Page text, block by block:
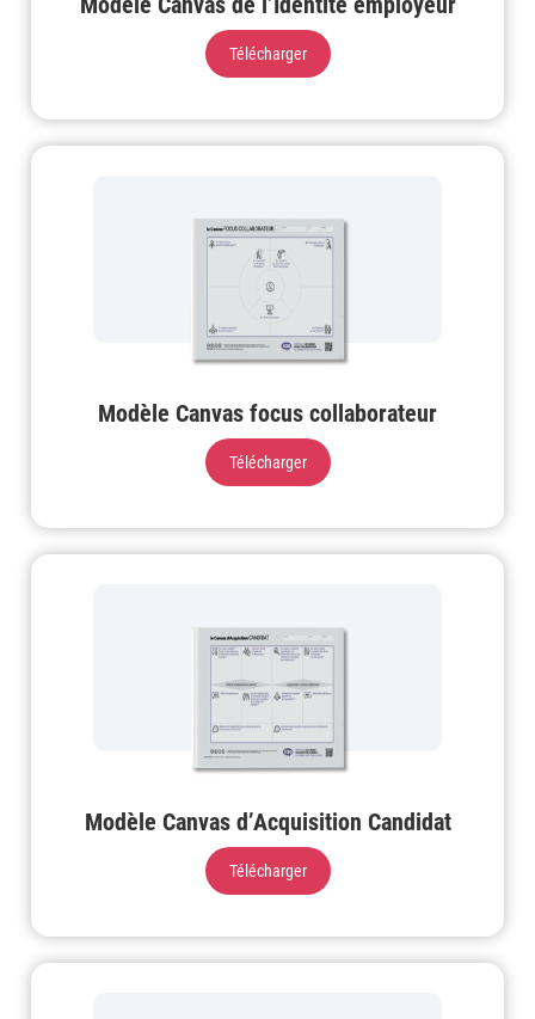
Télécharger
Modèle Canvas focus collaborateur
Télécharger
Modèle Canvas d’Acquisition Candidat
Télécharger